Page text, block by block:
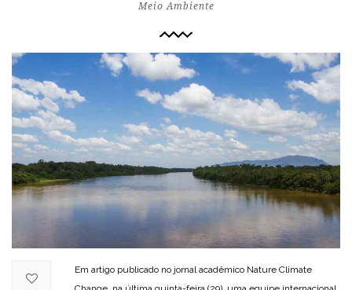
Meio Ambiente
Em artigo publicado no jornal acadêmico Nature Climate